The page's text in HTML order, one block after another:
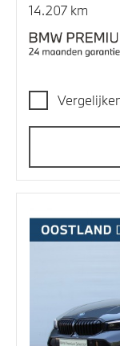
14.207 km